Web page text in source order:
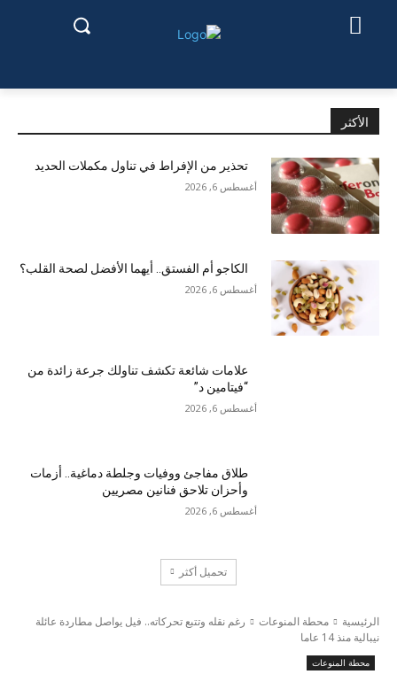
الأكثر
تحذير من الإفراط في تناول مكملات الحديد
أغسطس 6, 2026
الكاجو أم الفستق.. أيهما الأفضل لصحة القلب؟
أغسطس 6, 2026
علامات شائعة تكشف تناولك جرعة زائدة من
“فيتامين د”
أغسطس 6, 2026
طلاق مفاجئ ووفيات وجلطة دماغية.. أزمات
وأحزان تلاحق فنانين مصريين
أغسطس 6, 2026
تحميل أكثر
الرئيسية محطة المنوعات
رغم نقله وتتبع تحركاته.. فيل يواصل مطاردة عائلة
نيبالية منذ 14 عاما
محطة المنوعات